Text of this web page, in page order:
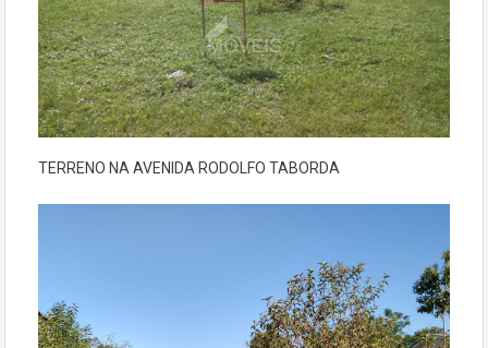
TERRENO NA AVENIDA RODOLFO TABORDA